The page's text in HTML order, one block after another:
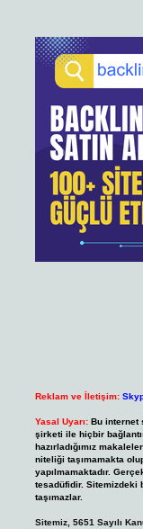
Reklam ve İletişim:
Yasal Uyarı: Bu internet
şirketi ile hiçbir
hazırladığımız
niteliği taşımamakta
yapılmamaktadır.
tesadüfidir.
taşımazlar.
Sitemiz, 5651 Sayılı